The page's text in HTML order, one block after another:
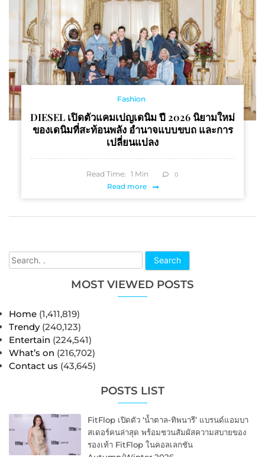
Search
MOST VIEWED POSTS
Home (1,411,819)
Trendy (240,123)
Entertain (224,541)
What’s on (216,702)
Contact us (43,645)
POSTS LIST
FitFlop เปิดตัว ‘น้ำตาล-ทิพนารี’ แบรนด์แอมบา
สเดอร์คนล่าสุด พร้อมชวนสัมผัสความสบายของ
รองเท้า FitFlop ในคอลเลกชัน
Fashion
DIESEL เปิดตัวแคมเปญเดนิม ปี 2026 นิยามใหม่
ของเดนิมที่สะท้อนพลัง อำนาจแบบขบถ และการ
เปลี่ยนแปลง
Read Time: 1 Min 0
Read more